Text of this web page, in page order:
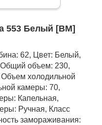
553 Белый [ВМ]
62, Цвет: Белый,
Общий объем: 230,
холодильной
камеры: 70,
Капельная,
Ручная, Класс
замораживания: